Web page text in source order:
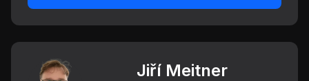
Jiří Meitner